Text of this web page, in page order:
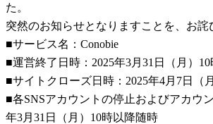
た。
突然のお知らせとなりますことを、お詫
■サービス名：Conobie
■運営終了日時：2025年3月31日（月）10
■サイトクローズ日時：2025年4月7日（
■各SNSアカウントの停止およびアカウ
年3月31日（月）10時以降随時